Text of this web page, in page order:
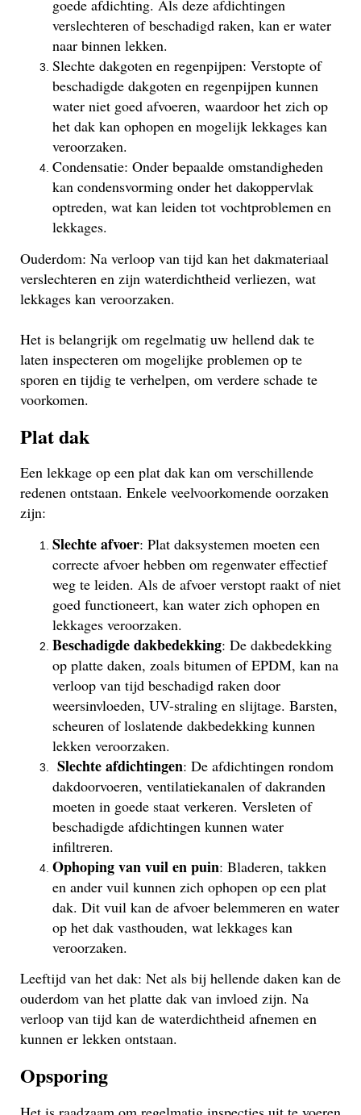
goede afdichting. Als deze afdichtingen
verslechteren of beschadigd raken, kan er water
naar binnen lekken.
Slechte dakgoten en regenpijpen: Verstopte of
beschadigde dakgoten en regenpijpen kunnen
water niet goed afvoeren, waardoor het zich op
het dak kan ophopen en mogelijk lekkages kan
veroorzaken.
Condensatie: Onder bepaalde omstandigheden
kan condensvorming onder het dakoppervlak
optreden, wat kan leiden tot vochtproblemen en
lekkages.
Ouderdom: Na verloop van tijd kan het dakmateriaal
verslechteren en zijn waterdichtheid verliezen, wat
lekkages kan veroorzaken.
Het is belangrijk om regelmatig uw hellend dak te
laten inspecteren om mogelijke problemen op te
sporen en tijdig te verhelpen, om verdere schade te
voorkomen.
Plat dak
Een lekkage op een plat dak kan om verschillende
redenen ontstaan. Enkele veelvoorkomende oorzaken
zijn:
Slechte afvoer: Plat daksystemen moeten een
correcte afvoer hebben om regenwater effectief
weg te leiden. Als de afvoer verstopt raakt of niet
goed functioneert, kan water zich ophopen en
lekkages veroorzaken.
Beschadigde dakbedekking: De dakbedekking
op platte daken, zoals bitumen of EPDM, kan na
verloop van tijd beschadigd raken door
weersinvloeden, UV-straling en slijtage. Barsten,
scheuren of loslatende dakbedekking kunnen
lekken veroorzaken.
Slechte afdichtingen: De afdichtingen rondom
dakdoorvoeren, ventilatiekanalen of dakranden
moeten in goede staat verkeren. Versleten of
beschadigde afdichtingen kunnen water
infiltreren.
Ophoping van vuil en puin: Bladeren, takken
en ander vuil kunnen zich ophopen op een plat
dak. Dit vuil kan de afvoer belemmeren en water
op het dak vasthouden, wat lekkages kan
veroorzaken.
Leeftijd van het dak: Net als bij hellende daken kan de
ouderdom van het platte dak van invloed zijn. Na
verloop van tijd kan de waterdichtheid afnemen en
kunnen er lekken ontstaan.
Opsporing